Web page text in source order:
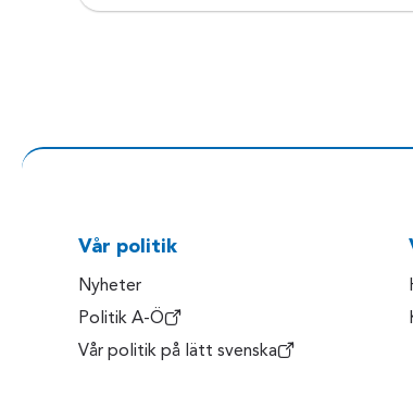
Vår politik
Nyheter
Politik A-Ö
Vår politik på lätt svenska